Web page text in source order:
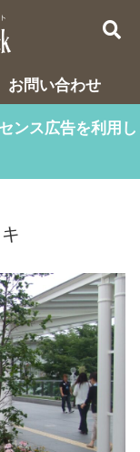
お問い合わせ
ンス広告を利用し